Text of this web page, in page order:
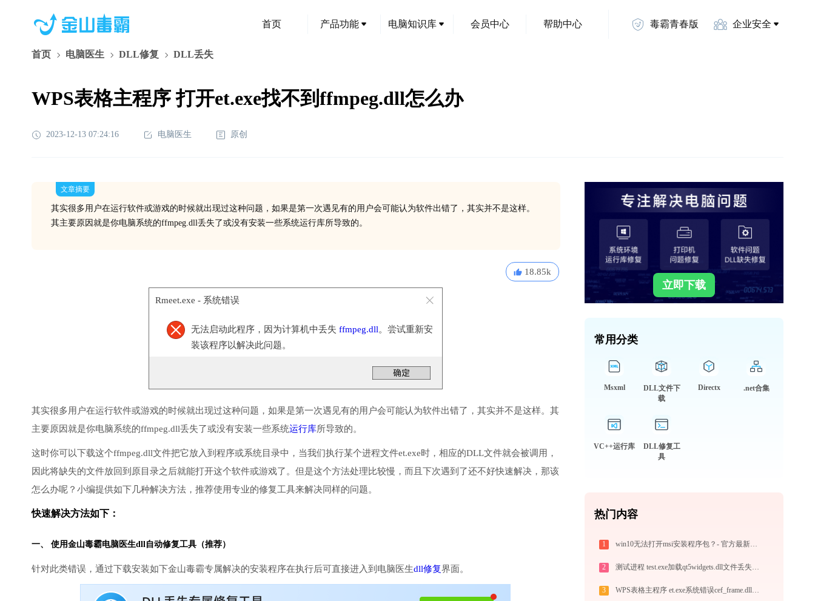
首页 产品功能 电脑知识库 会员中心 帮助中心 毒霸青春版 企业安全
首页 电脑医生 DLL修复 DLL丢失
WPS表格主程序 打开et.exe找不到ffmpeg.dll怎么办
2023-12-13 07:24:16 电脑医生 原创
文章摘要
其实很多用户在运行软件或游戏的时候就出现过这种问题，如果是第一次遇见有的用户会可能认为软件出错了，其实并不是这样。
其主要原因就是你电脑系统的ffmpeg.dll丢失了或没有安装一些系统运行库所导致的。
18.85k
Rmeet.exe - 系统错误
无法启动此程序，因为计算机中丢失 ffmpeg.dll。尝试重新安
装该程序以解决此问题。
其实很多用户在运行软件或游戏的时候就出现过这种问题，如果是第一次遇见有的用户会可能认为软件出错了，其实并不是这样。其
主要原因就是你电脑系统的ffmpeg.dll丢失了或没有安装一些系统运行库所导致的。
这时你可以下载这个ffmpeg.dll文件把它放入到程序或系统目录中，当我们执行某个进程文件et.exe时，相应的DLL文件就会被调用，
因此将缺失的文件放回到原目录之后就能打开这个软件或游戏了。但是这个方法处理比较慢，而且下次遇到了还不好快速解决，那该
怎么办呢？小编提供如下几种解决方法，推荐使用专业的修复工具来解决同样的问题。
快速解决方法如下：
一、 使用金山毒霸电脑医生dll自动修复工具（推荐）
针对此类错误，通过下载安装如下金山毒霸专属解决的安装程序在执行后可直接进入到电脑医生dll修复界面。
立即下载
常用分类
Msxml
DLL文件下
载
Directx .net合集
VC++运行库
DLL修复工
具
热门内容
1 win10无法打开msi安装程序包？- 官方最新解决方案
2 测试进程 test.exe加载qt5widgets.dll文件丢失处理办法
3 WPS表格主程序 et.exe系统错误cef_frame.dll丢失如何解决